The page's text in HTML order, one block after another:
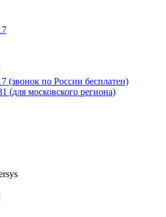
(звонок по России бесплатен)
(для московского региона)